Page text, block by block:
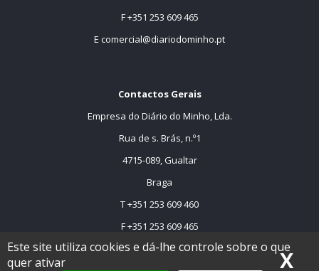
F +351 253 609 465
E comercial@diariodominho.pt
Contactos Gerais
Empresa do Diário do Minho, Lda.
Rua de s. Brás, n.º1
4715-089, Gualtar
Braga
T +351 253 609 460
F +351 253 609 465
Ecomercial@dmtv.pt
Este site utiliza cookies e dá-lhe controle sobre o que
quer ativar
X